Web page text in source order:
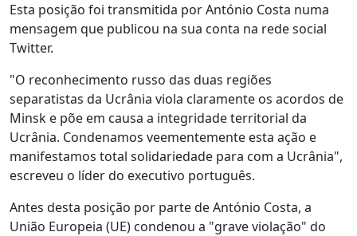
Esta posição foi transmitida por António Costa numa
mensagem que publicou na sua conta na rede social
Twitter.
"O reconhecimento russo das duas regiões
separatistas da Ucrânia viola claramente os acordos de
Minsk e põe em causa a integridade territorial da
Ucrânia. Condenamos veementemente esta ação e
manifestamos total solidariedade para com a Ucrânia",
escreveu o líder do executivo português.
Antes desta posição por parte de António Costa, a
União Europeia (UE) condenou a "grave violação" do